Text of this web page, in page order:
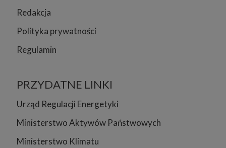
Redakcja
Polityka prywatności
Regulamin
PRZYDATNE LINKI
Urząd Regulacji Energetyki
Ministerstwo Aktywów Państwowych
Ministerstwo Klimatu